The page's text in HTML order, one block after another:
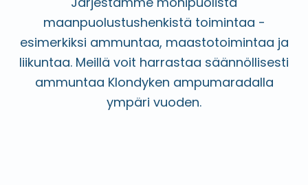
maanpuolustushenkistä toimintaa -
esimerkiksi ammuntaa, maastotoimintaa ja
liikuntaa. Meillä voit harrastaa säännöllisesti
ammuntaa Klondyken ampumaradalla
ympäri vuoden.